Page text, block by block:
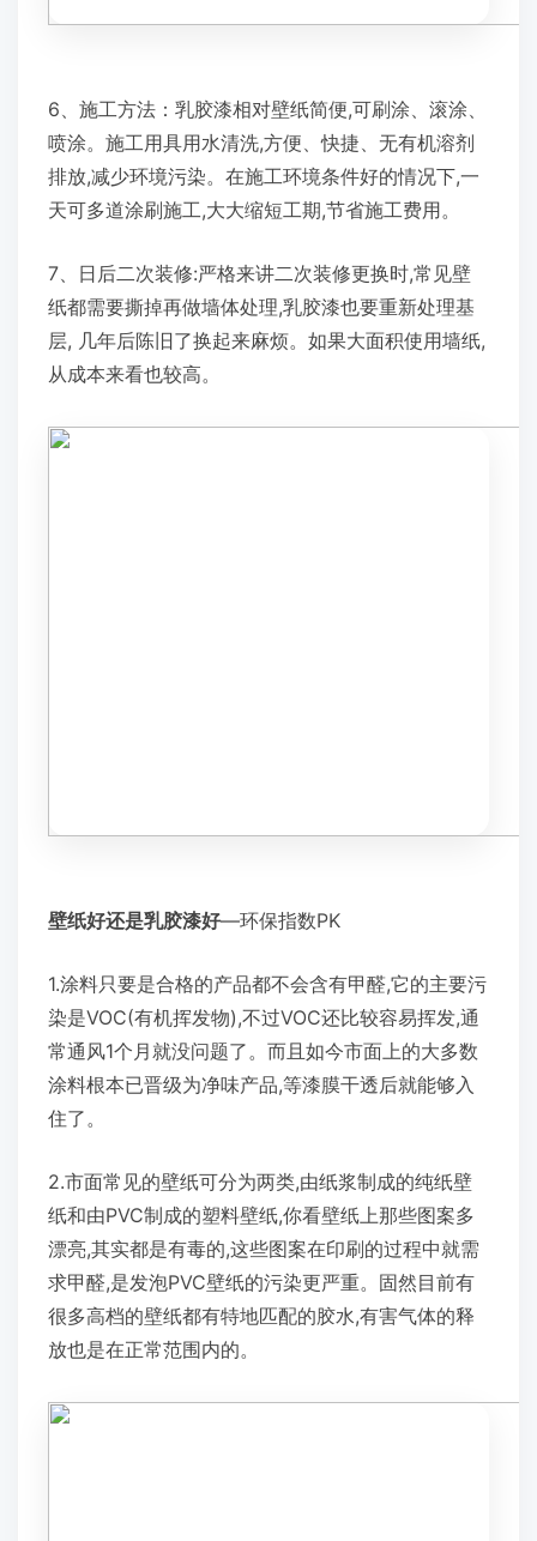
6、施工方法：乳胶漆相对壁纸简便,可刷涂、滚涂、
喷涂。施工用具用水清洗,方便、快捷、无有机溶剂
排放,减少环境污染。在施工环境条件好的情况下,一
天可多道涂刷施工,大大缩短工期,节省施工费用。
7、日后二次装修:严格来讲二次装修更换时,常见壁
纸都需要撕掉再做墙体处理,乳胶漆也要重新处理基
层, 几年后陈旧了换起来麻烦。如果大面积使用墙纸,
从成本来看也较高。
壁纸好还是乳胶漆好—环保指数PK
1.涂料只要是合格的产品都不会含有甲醛,它的主要污
染是VOC(有机挥发物),不过VOC还比较容易挥发,通
常通风1个月就没问题了。而且如今市面上的大多数
涂料根本已晋级为净味产品,等漆膜干透后就能够入
住了。
2.市面常见的壁纸可分为两类,由纸浆制成的纯纸壁
纸和由PVC制成的塑料壁纸,你看壁纸上那些图案多
漂亮,其实都是有毒的,这些图案在印刷的过程中就需
求甲醛,是发泡PVC壁纸的污染更严重。固然目前有
很多高档的壁纸都有特地匹配的胶水,有害气体的释
放也是在正常范围内的。